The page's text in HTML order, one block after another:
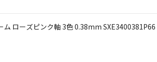
ム ローズピンク軸 3色 0.38mm SXE3400381P66